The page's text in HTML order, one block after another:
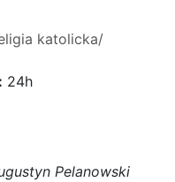
katolicka/
24h
Pelanowski